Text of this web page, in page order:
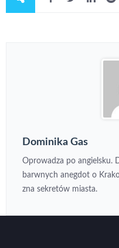
Dominika Gas
Oprowadza po angielsku.
barwnych anegdot o
zna sekretów miasta.